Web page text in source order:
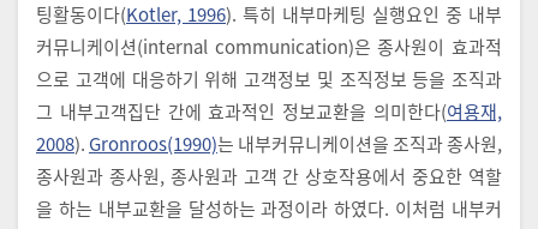
팅활동이다(Kotler, 1996). 특히 내부마케팅 실행요인 중 내부
커뮤니케이션(internal communication)은 종사원이 효과적
으로 고객에 대응하기 위해 고객정보 및 조직정보 등을 조직과
그 내부고객집단 간에 효과적인 정보교환을 의미한다(여용재,
2008). Gronroos(1990)는 내부커뮤니케이션을 조직과 종사원,
종사원과 종사원, 종사원과 고객 간 상호작용에서 중요한 역할
을 하는 내부교환을 달성하는 과정이라 하였다. 이처럼 내부커